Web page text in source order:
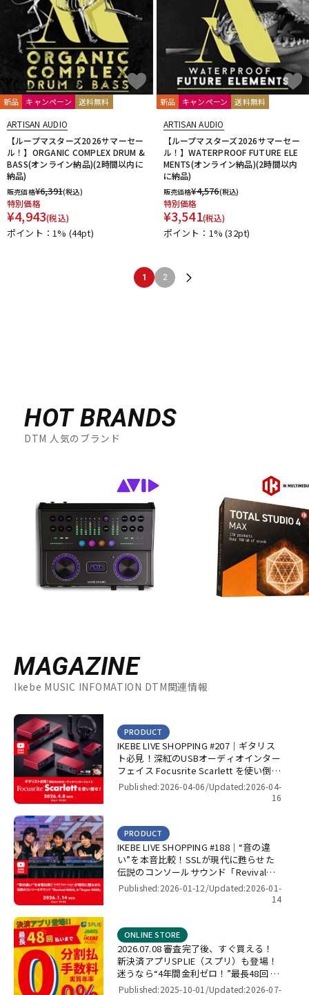
新品 キャンペーン 送料無料
ARTISAN AUDIO
【ループマスターズ2026サマーセー
ル！】ORGANIC COMPLEX DRUM &
BASS(オンライン納品)(2時間以内に
納品)
販売価格¥6,391(税込)
特別価格
¥4,943(税込)
ポイント：1% (44pt)
新品 キャンペーン 送料無料
ARTISAN AUDIO
【ループマスターズ2026サマーセー
ル！】WATERPROOF FUTURE ELE
MENTS(オンライン納品)(2時間以内
に納品)
販売価格¥4,576(税込)
特別価格
¥3,541(税込)
ポイント：1%(32pt)
1 2
HOT BRANDS
DTM 人気のブランド
MAGAZINE
Ikebe MUSIC INFOMATION DTM関連情報
IKEBE LIVE SHOPPING #207｜ギタリス
ト必見！深紅のUSBオーディオインター
フェイス Focusrite Scarlett を使い倒
せ！【presented by パワーレック】
PRODUCT
Published:2026-04-06/Updated:2026-04-
16
IKEBE LIVE SHOPPING #188｜“音の違
い”を本音比較！SSLが現代に甦らせた
伝説のコンソールサウンド「Revival
4000」＆「Super 9000」【presented
PRODUCT
Published:2026-01-12/Updated:2026-01-
14
2026.07.08 審査完了後、すぐ買える！
新決済アプリSPLIE（スプリ）も登場！
迷うなら“4年間金利ゼロ！”最長48回 無
金利キャンペーン
ONLINE STORE
Published:2025-10-01/Updated:2026-07-